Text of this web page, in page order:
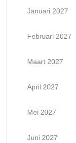
Januari 2027
Februari 2027
Maart 2027
April 2027
Mei 2027
Juni 2027